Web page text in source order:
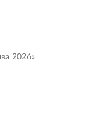
2026»